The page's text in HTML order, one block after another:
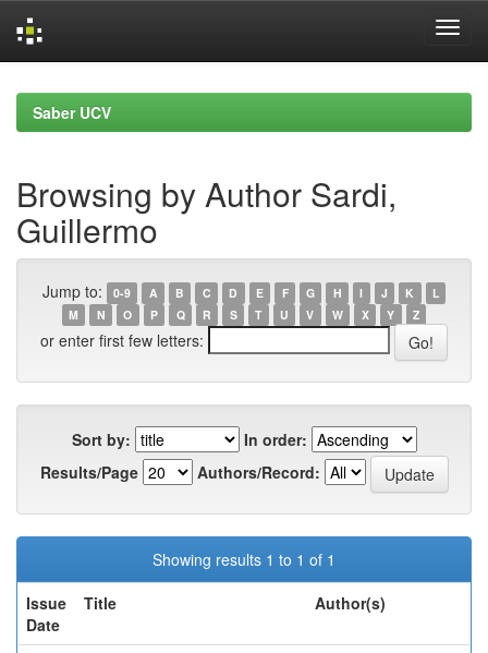
navigationSaber UCV
Browsing by Author Sardi,
Guillermo
Jump to: 0-9 A B C D E F G H I J K
L
M
N O P Q R S T U V W X Y Z
or enter first few letters:
Sort by:
In order:
Results/Page
Authors/Record:
Showing results 1 to 1 of 1
Issue
Date
Title Author(s)